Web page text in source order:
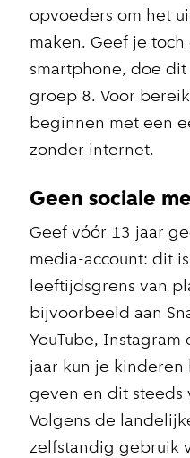
opvoeders om het
maken. Geef je
smartphone, doe
groep 8. Voor
beginnen met een
zonder internet.
Geen sociale
Geef vóór 13 jaar
media-account: dit
leeftijdsgrens van
bijvoorbeeld aan
YouTube, Instagram
jaar kun je
geven en dit steeds
Volgens de
zelfstandig gebruik